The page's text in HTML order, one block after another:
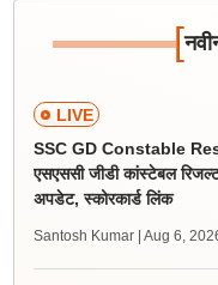
[
LIVE
SSC GD Constable
एसएससी जीडी कांस्टेबल
अपडेट, स्कोरकार्ड लिंक
Santosh Kumar | Aug 6,